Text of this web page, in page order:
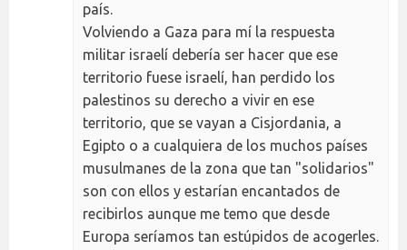
país.
Volviendo a Gaza para mí la respuesta
militar israelí debería ser hacer que ese
territorio fuese israelí, han perdido los
palestinos su derecho a vivir en ese
territorio, que se vayan a Cisjordania, a
Egipto o a cualquiera de los muchos países
musulmanes de la zona que tan "solidarios"
son con ellos y estarían encantados de
recibirlos aunque me temo que desde
Europa seríamos tan estúpidos de acogerles.